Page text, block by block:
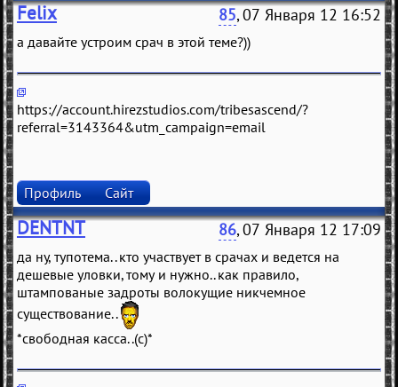
Felix 85, 07 Января 12 16:52
а давайте устроим срач в этой теме?))
https://account.hirezstudios.com/tribesascend/?
referral=3143364&utm_campaign=email
Профиль Сайт
DENTNT 86, 07 Января 12 17:09
да ну, тупотема.. кто участвует в срачах и ведется на
дешевые уловки, тому и нужно.. как правило,
штампованые задроты волокущие никчемное
существование..
*свободная касса..(с)*